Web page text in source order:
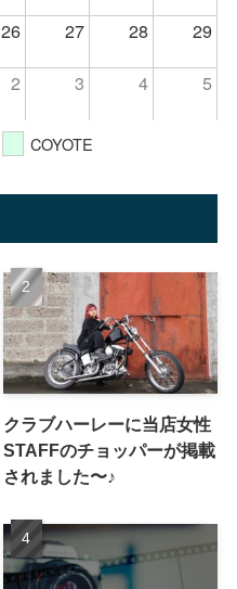
26 27 28
29
2 3 4 5
COYOTE
クラブハーレーに当店女性
STAFFのチョッパーが掲載
されました〜♪